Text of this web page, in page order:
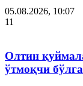
05.08.2026, 10:07
11
Олтин
ўтмоқчи